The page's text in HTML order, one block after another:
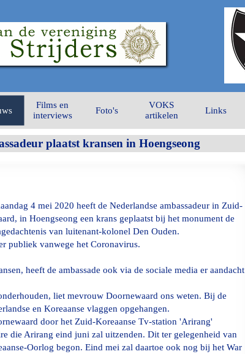
Films en
interviews
Foto's
VOKS
artikelen
Links
plaatst kransen in Hoengseong
4 mei 2020 heeft de Nederlandse ambassadeur in Zuid-
in Hoengseong een krans geplaatst bij het monument de
van luitenant-kolonel Den Ouden.
publiek vanwege het Coronavirus.
heeft de ambassade ook via de sociale media er aandacht
liet mevrouw Doornewaard ons weten. Bij de
en Koreaanse vlaggen opgehangen.
door het Zuid-Koreaanse Tv-station 'Arirang'
die Arirang eind juni zal uitzenden. Dit ter gelegenheid van
Oorlog begon. Eind mei zal daartoe ook nog bij het War